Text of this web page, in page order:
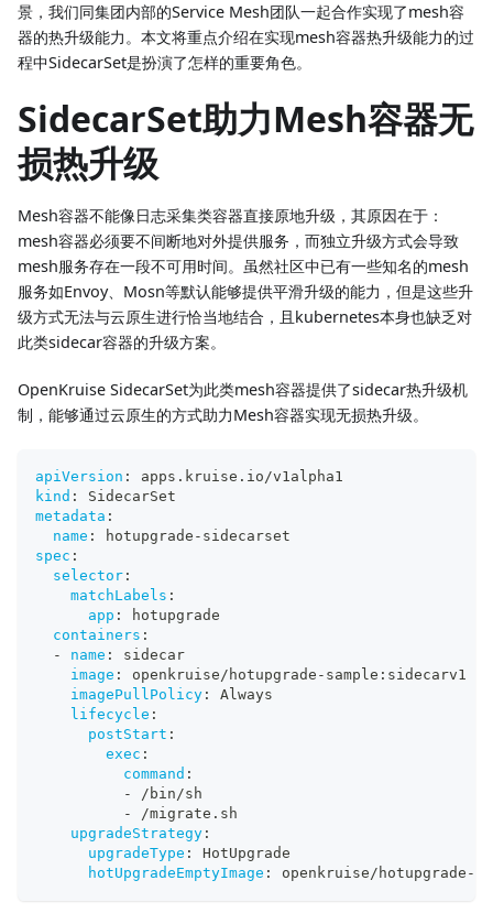
景，我们同集团内部的Service Mesh团队一起合作实现了mesh容
器的热升级能力。本文将重点介绍在实现mesh容器热升级能力的过
程中SidecarSet是扮演了怎样的重要角色。
SidecarSet助力Mesh容器无
损热升级
Mesh容器不能像日志采集类容器直接原地升级，其原因在于：
mesh容器必须要不间断地对外提供服务，而独立升级方式会导致
mesh服务存在一段不可用时间。虽然社区中已有一些知名的mesh
服务如Envoy、Mosn等默认能够提供平滑升级的能力，但是这些升
级方式无法与云原生进行恰当地结合，且kubernetes本身也缺乏对
此类sidecar容器的升级方案。
OpenKruise SidecarSet为此类mesh容器提供了sidecar热升级机
制，能够通过云原生的方式助力Mesh容器实现无损热升级。
apiVersion :
apps.kruise.io/v1alpha1
kind :
SidecarSet
metadata :
name : hotupgrade - sidecarset
spec :
selector :
matchLabels :
app :
hotupgrade
containers :
-
name :
sidecar
image : openkruise/hotupgrade - sample : sidecarv1
imagePullPolicy :
Always
lifecycle :
postStart :
exec :
command :
-
/bin/sh
-
/migrate.sh
upgradeStrategy :
upgradeType :
HotUpgrade
hotUpgradeEmptyImage : openkruise/hotupgrade -